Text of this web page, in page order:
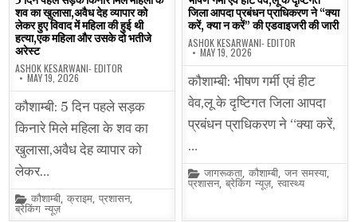
शव का खुलासा,अवैध देह व्यापार को
लेकर हुए विवाद में महिला की हुई थी
हत्या,एक महिला और उसके दो भतीजे
अरेस्ट
ASHOK KESARWANI- EDITOR
MAY 19, 2026
कौशाम्बी: 5 दिन पहले सड़क
किनारे मिले महिला के शव का
खुलासा,अवैध देह व्यापार को
लेकर…
Posted
in
कौशाम्बी,क्राइम,प्रशासन,
ब्रेकिंग न्यूज़
जिला आपदा प्रबंधन प्राधिकरण ने “क्या
करें, क्या न करें” की एडवाइजरी की जारी
ASHOK KESARWANI- EDITOR
MAY 19, 2026
कौशाम्बी: भीषण गर्मी एवं हीट
वेव,लू के दृष्टिगत जिला आपदा
प्रबंधन प्राधिकरण ने “क्या करें,
…
Posted
in
जागरूकता,कौशाम्बी,जन समस्या,
प्रशासन,ब्रेकिंग न्यूज़,स्वास्थ्य